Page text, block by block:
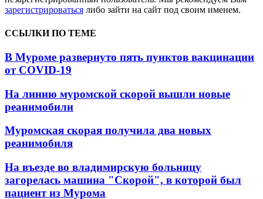
зарегистрироваться либо зайти на сайт под своим именем.
ССЫЛКИ ПО ТЕМЕ
В Муроме развернуто пять пунктов вакцинации
от COVID-19
На линию муромской скорой вышли новые
реанимобили
Муромская скорая получила два новых
реанимобиля
На въезде во владимирскую больницу
загорелась машина "Скорой", в которой был
пациент из Мурома